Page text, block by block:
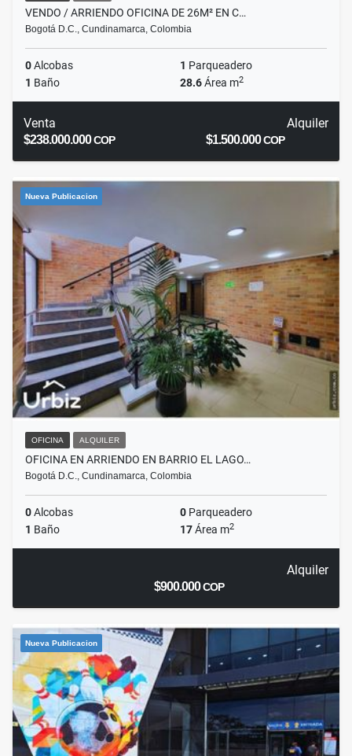
VENDO / ARRIENDO OFICINA DE 26M² EN C…
Bogotá D.C., Cundinamarca, Colombia
0Alcobas 1 Parqueadero
1 Baño 28.6Área m2
Venta
$238.000.000COP
Alquiler
$1.500.000COP
Nueva Publicacion
OFICINA ALQUILER
OFICINA EN ARRIENDO EN BARRIO EL LAGO…
Bogotá D.C., Cundinamarca, Colombia
0Alcobas 0 Parqueadero
1 Baño 17Área m2
Alquiler
$900.000COP
Nueva Publicacion